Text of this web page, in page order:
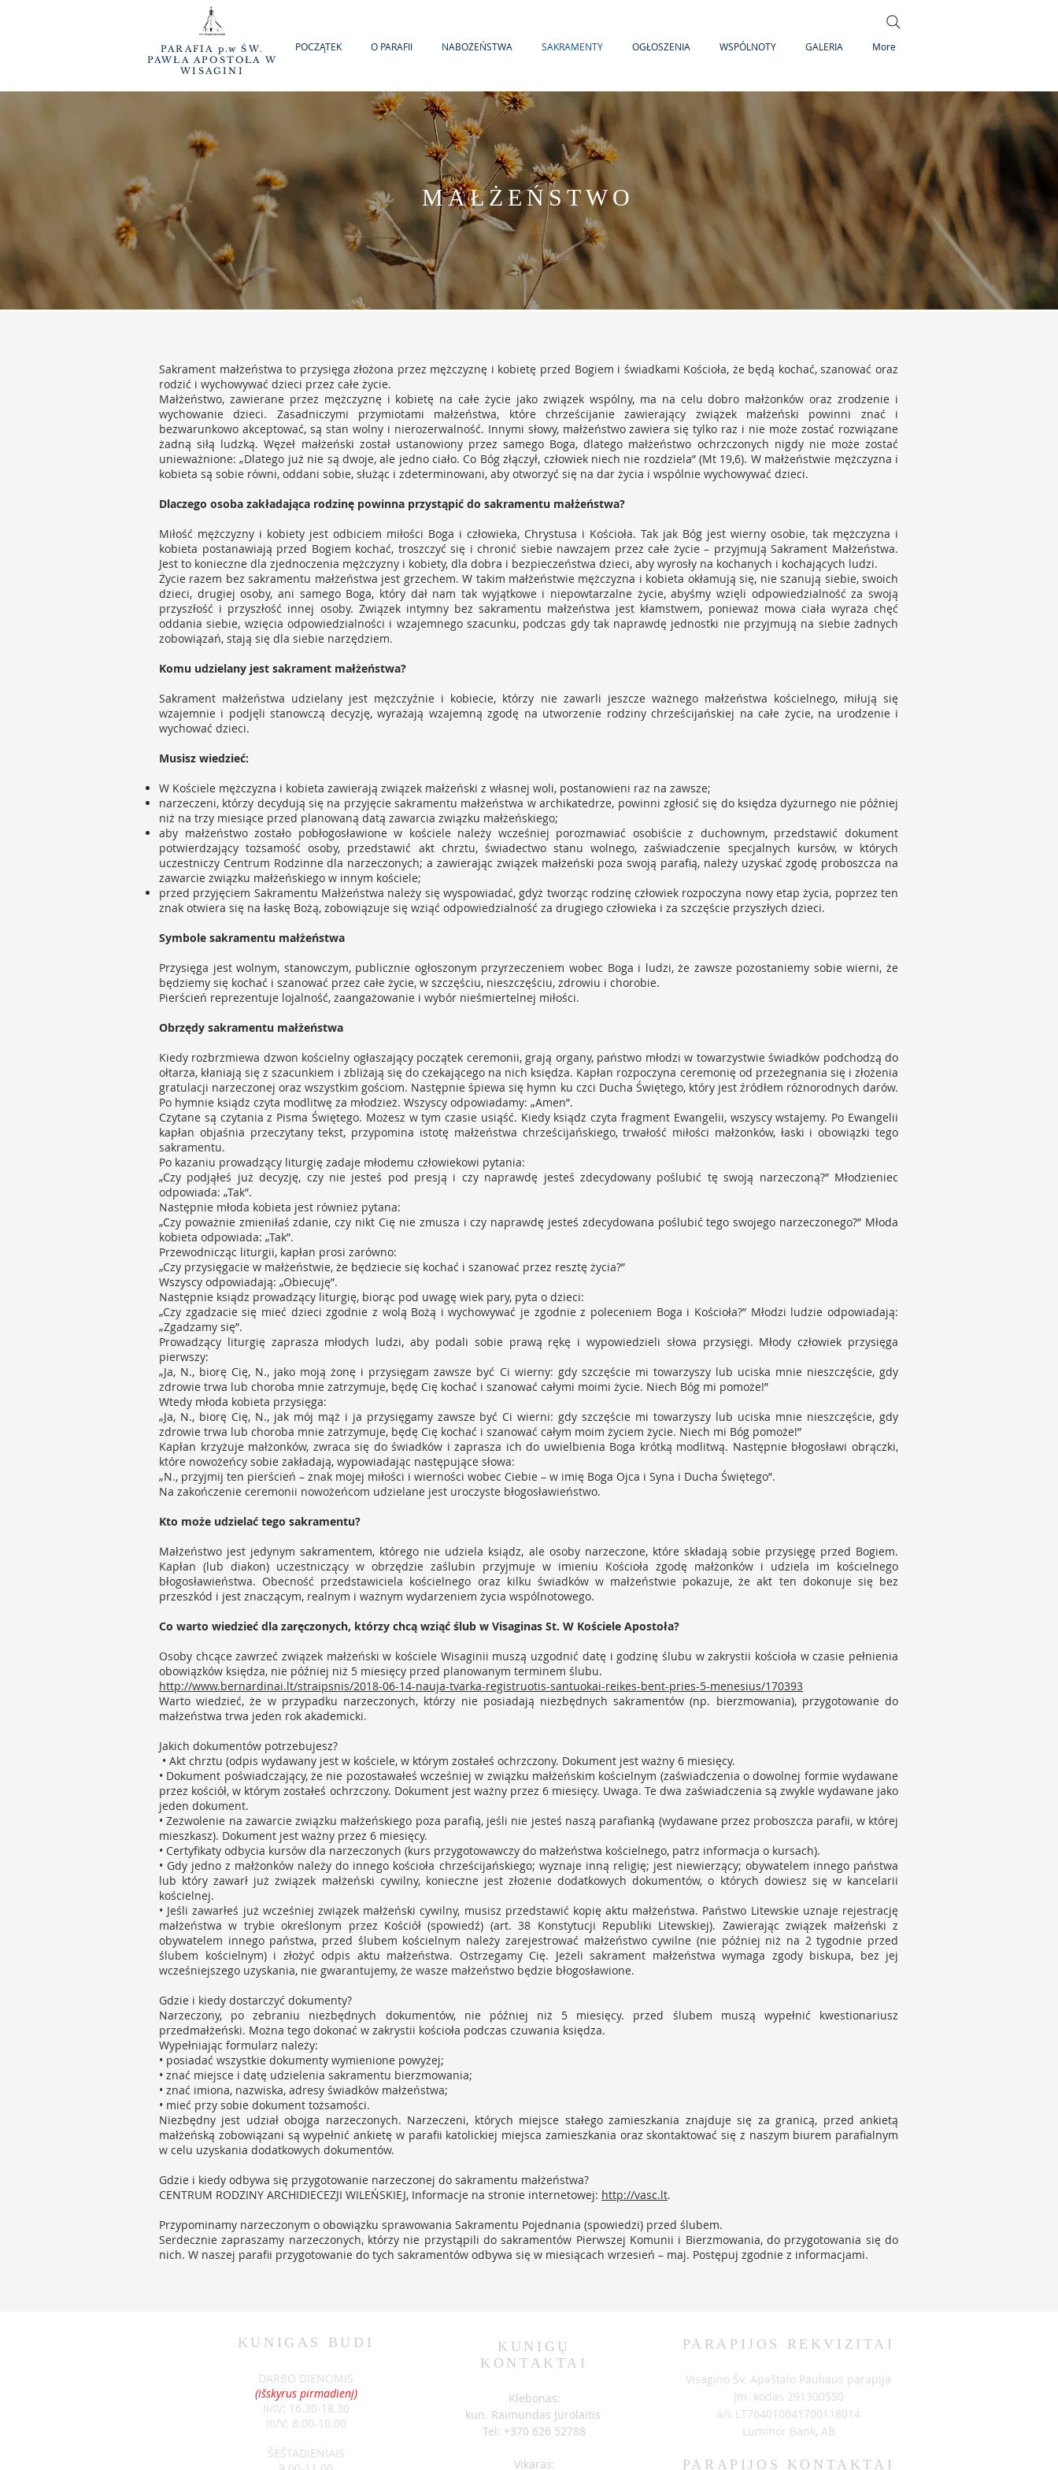
PARAFIA p.w ŚW.
PAWŁA APOSTOŁA W
WISAGINI
POCZĄTEK O PARAFII NABOŻEŃSTWA SAKRAMENTY OGŁOSZENIA WSPÓLNOTY GALERIA More
MAŁŻEŃSTWO
Sakrament małżeństwa to przysięga złożona przez mężczyznę i kobietę przed Bogiem i świadkami Kościoła, że będą kochać, szanować oraz
rodzić i wychowywać dzieci przez całe życie.
Małżeństwo, zawierane przez mężczyznę i kobietę na całe życie jako związek wspólny, ma na celu dobro małżonków oraz zrodzenie i
wychowanie dzieci. Zasadniczymi przymiotami małżeństwa, które chrześcijanie zawierający związek małżeński powinni znać i
bezwarunkowo akceptować, są stan wolny i nierozerwalność. Innymi słowy, małżeństwo zawiera się tylko raz i nie może zostać rozwiązane
żadną siłą ludzką. Węzeł małżeński został ustanowiony przez samego Boga, dlatego małżeństwo ochrzczonych nigdy nie może zostać
unieważnione: „Dlatego już nie są dwoje, ale jedno ciało. Co Bóg złączył, człowiek niech nie rozdziela” (Mt 19,6). W małżeństwie mężczyzna i
kobieta są sobie równi, oddani sobie, służąc i zdeterminowani, aby otworzyć się na dar życia i wspólnie wychowywać dzieci.
Dlaczego osoba zakładająca rodzinę powinna przystąpić do sakramentu małżeństwa?
Miłość mężczyzny i kobiety jest odbiciem miłości Boga i człowieka, Chrystusa i Kościoła. Tak jak Bóg jest wierny osobie, tak mężczyzna i
kobieta postanawiają przed Bogiem kochać, troszczyć się i chronić siebie nawzajem przez całe życie – przyjmują Sakrament Małżeństwa.
Jest to konieczne dla zjednoczenia mężczyzny i kobiety, dla dobra i bezpieczeństwa dzieci, aby wyrosły na kochanych i kochających ludzi.
Życie razem bez sakramentu małżeństwa jest grzechem. W takim małżeństwie mężczyzna i kobieta okłamują się, nie szanują siebie, swoich
dzieci, drugiej osoby, ani samego Boga, który dał nam tak wyjątkowe i niepowtarzalne życie, abyśmy wzięli odpowiedzialność za swoją
przyszłość i przyszłość innej osoby. Związek intymny bez sakramentu małżeństwa jest kłamstwem, ponieważ mowa ciała wyraża chęć
oddania siebie, wzięcia odpowiedzialności i wzajemnego szacunku, podczas gdy tak naprawdę jednostki nie przyjmują na siebie żadnych
zobowiązań, stają się dla siebie narzędziem.
Komu udzielany jest sakrament małżeństwa?
Sakrament małżeństwa udzielany jest mężczyźnie i kobiecie, którzy nie zawarli jeszcze ważnego małżeństwa kościelnego, miłują się
wzajemnie i podjęli stanowczą decyzję, wyrażają wzajemną zgodę na utworzenie rodziny chrześcijańskiej na całe życie, na urodzenie i
wychować dzieci.
Musisz wiedzieć:
W Kościele mężczyzna i kobieta zawierają związek małżeński z własnej woli, postanowieni raz na zawsze;
narzeczeni, którzy decydują się na przyjęcie sakramentu małżeństwa w archikatedrze, powinni zgłosić się do księdza dyżurnego nie później
niż na trzy miesiące przed planowaną datą zawarcia związku małżeńskiego;
aby małżeństwo zostało pobłogosławione w kościele należy wcześniej porozmawiać osobiście z duchownym, przedstawić dokument
potwierdzający tożsamość osoby, przedstawić akt chrztu, świadectwo stanu wolnego, zaświadczenie specjalnych kursów, w których
uczestniczy Centrum Rodzinne dla narzeczonych; a zawierając związek małżeński poza swoją parafią, należy uzyskać zgodę proboszcza na
zawarcie związku małżeńskiego w innym kościele;
przed przyjęciem Sakramentu Małżeństwa należy się wyspowiadać, gdyż tworząc rodzinę człowiek rozpoczyna nowy etap życia, poprzez ten
znak otwiera się na łaskę Bożą, zobowiązuje się wziąć odpowiedzialność za drugiego człowieka i za szczęście przyszłych dzieci.
Symbole sakramentu małżeństwa
Przysięga jest wolnym, stanowczym, publicznie ogłoszonym przyrzeczeniem wobec Boga i ludzi, że zawsze pozostaniemy sobie wierni, że
będziemy się kochać i szanować przez całe życie, w szczęściu, nieszczęściu, zdrowiu i chorobie.
Pierścień reprezentuje lojalność, zaangażowanie i wybór nieśmiertelnej miłości.
Obrzędy sakramentu małżeństwa
Kiedy rozbrzmiewa dzwon kościelny ogłaszający początek ceremonii, grają organy, państwo młodzi w towarzystwie świadków podchodzą do
ołtarza, kłaniają się z szacunkiem i zbliżają się do czekającego na nich księdza. Kapłan rozpoczyna ceremonię od przeżegnania się i złożenia
gratulacji narzeczonej oraz wszystkim gościom. Następnie śpiewa się hymn ku czci Ducha Świętego, który jest źródłem różnorodnych darów.
Po hymnie ksiądz czyta modlitwę za młodzież. Wszyscy odpowiadamy: „Amen”.
Czytane są czytania z Pisma Świętego. Możesz w tym czasie usiąść. Kiedy ksiądz czyta fragment Ewangelii, wszyscy wstajemy. Po Ewangelii
kapłan objaśnia przeczytany tekst, przypomina istotę małżeństwa chrześcijańskiego, trwałość miłości małżonków, łaski i obowiązki tego
sakramentu.
Po kazaniu prowadzący liturgię zadaje młodemu człowiekowi pytania:
„Czy podjąłeś już decyzję, czy nie jesteś pod presją i czy naprawdę jesteś zdecydowany poślubić tę swoją narzeczoną?” Młodzieniec
odpowiada: „Tak”.
Następnie młoda kobieta jest również pytana:
„Czy poważnie zmieniłaś zdanie, czy nikt Cię nie zmusza i czy naprawdę jesteś zdecydowana poślubić tego swojego narzeczonego?” Młoda
kobieta odpowiada: „Tak”.
Przewodnicząc liturgii, kapłan prosi zarówno:
„Czy przysięgacie w małżeństwie, że będziecie się kochać i szanować przez resztę życia?”
Wszyscy odpowiadają: „Obiecuję”.
Następnie ksiądz prowadzący liturgię, biorąc pod uwagę wiek pary, pyta o dzieci:
„Czy zgadzacie się mieć dzieci zgodnie z wolą Bożą i wychowywać je zgodnie z poleceniem Boga i Kościoła?” Młodzi ludzie odpowiadają:
„Zgadzamy się”.
Prowadzący liturgię zaprasza młodych ludzi, aby podali sobie prawą rękę i wypowiedzieli słowa przysięgi. Młody człowiek przysięga
pierwszy:
„Ja, N., biorę Cię, N., jako moją żonę i przysięgam zawsze być Ci wierny: gdy szczęście mi towarzyszy lub uciska mnie nieszczęście, gdy
zdrowie trwa lub choroba mnie zatrzymuje, będę Cię kochać i szanować całymi moimi życie. Niech Bóg mi pomoże!”
Wtedy młoda kobieta przysięga:
„Ja, N., biorę Cię, N., jak mój mąż i ja przysięgamy zawsze być Ci wierni: gdy szczęście mi towarzyszy lub uciska mnie nieszczęście, gdy
zdrowie trwa lub choroba mnie zatrzymuje, będę Cię kochać i szanować całym moim życiem życie. Niech mi Bóg pomoże!”
Kapłan krzyżuje małżonków, zwraca się do świadków i zaprasza ich do uwielbienia Boga krótką modlitwą. Następnie błogosławi obrączki,
które nowożeńcy sobie zakładają, wypowiadając następujące słowa:
„N., przyjmij ten pierścień – znak mojej miłości i wierności wobec Ciebie – w imię Boga Ojca i Syna i Ducha Świętego”.
Na zakończenie ceremonii nowożeńcom udzielane jest uroczyste błogosławieństwo.
Kto może udzielać tego sakramentu?
Małżeństwo jest jedynym sakramentem, którego nie udziela ksiądz, ale osoby narzeczone, które składają sobie przysięgę przed Bogiem.
Kapłan (lub diakon) uczestniczący w obrzędzie zaślubin przyjmuje w imieniu Kościoła zgodę małżonków i udziela im kościelnego
błogosławieństwa. Obecność przedstawiciela kościelnego oraz kilku świadków w małżeństwie pokazuje, że akt ten dokonuje się bez
przeszkód i jest znaczącym, realnym i ważnym wydarzeniem życia wspólnotowego.
Co warto wiedzieć dla zaręczonych, którzy chcą wziąć ślub w Visaginas St. W Kościele Apostoła?
Osoby chcące zawrzeć związek małżeński w kościele Wisaginii muszą uzgodnić datę i godzinę ślubu w zakrystii kościoła w czasie pełnienia
obowiązków księdza, nie później niż 5 miesięcy przed planowanym terminem ślubu.
http://www.bernardinai.lt/straipsnis/2018-06-14-nauja-tvarka-registruotis-santuokai-reikes-bent-pries-5-menesius/170393
Warto wiedzieć, że w przypadku narzeczonych, którzy nie posiadają niezbędnych sakramentów (np. bierzmowania), przygotowanie do
małżeństwa trwa jeden rok akademicki.
Jakich dokumentów potrzebujesz?
• Akt chrztu (odpis wydawany jest w kościele, w którym zostałeś ochrzczony. Dokument jest ważny 6 miesięcy.
• Dokument poświadczający, że nie pozostawałeś wcześniej w związku małżeńskim kościelnym (zaświadczenia o dowolnej formie wydawane
przez kościół, w którym zostałeś ochrzczony. Dokument jest ważny przez 6 miesięcy. Uwaga. Te dwa zaświadczenia są zwykle wydawane jako
jeden dokument.
• Zezwolenie na zawarcie związku małżeńskiego poza parafią, jeśli nie jesteś naszą parafianką (wydawane przez proboszcza parafii, w której
mieszkasz). Dokument jest ważny przez 6 miesięcy.
• Certyfikaty odbycia kursów dla narzeczonych (kurs przygotowawczy do małżeństwa kościelnego, patrz informacja o kursach).
• Gdy jedno z małżonków należy do innego kościoła chrześcijańskiego; wyznaje inną religię; jest niewierzący; obywatelem innego państwa
lub który zawarł już związek małżeński cywilny, konieczne jest złożenie dodatkowych dokumentów, o których dowiesz się w kancelarii
kościelnej.
• Jeśli zawarłeś już wcześniej związek małżeński cywilny, musisz przedstawić kopię aktu małżeństwa. Państwo Litewskie uznaje rejestrację
małżeństwa w trybie określonym przez Kościół (spowiedź) (art. 38 Konstytucji Republiki Litewskiej). Zawierając związek małżeński z
obywatelem innego państwa, przed ślubem kościelnym należy zarejestrować małżeństwo cywilne (nie później niż na 2 tygodnie przed
ślubem kościelnym) i złożyć odpis aktu małżeństwa. Ostrzegamy Cię. Jeżeli sakrament małżeństwa wymaga zgody biskupa, bez jej
wcześniejszego uzyskania, nie gwarantujemy, że wasze małżeństwo będzie błogosławione.
Gdzie i kiedy dostarczyć dokumenty?
Narzeczony, po zebraniu niezbędnych dokumentów, nie później niż 5 miesięcy. przed ślubem muszą wypełnić kwestionariusz
przedmałżeński. Można tego dokonać w zakrystii kościoła podczas czuwania księdza.
Wypełniając formularz należy:
• posiadać wszystkie dokumenty wymienione powyżej;
• znać miejsce i datę udzielenia sakramentu bierzmowania;
• znać imiona, nazwiska, adresy świadków małżeństwa;
• mieć przy sobie dokument tożsamości.
Niezbędny jest udział obojga narzeczonych. Narzeczeni, których miejsce stałego zamieszkania znajduje się za granicą, przed ankietą
małżeńską zobowiązani są wypełnić ankietę w parafii katolickiej miejsca zamieszkania oraz skontaktować się z naszym biurem parafialnym
w celu uzyskania dodatkowych dokumentów.
Gdzie i kiedy odbywa się przygotowanie narzeczonej do sakramentu małżeństwa?
CENTRUM RODZINY ARCHIDIECEZJI WILEŃSKIEJ, Informacje na stronie internetowej: http://vasc.lt.
Przypominamy narzeczonym o obowiązku sprawowania Sakramentu Pojednania (spowiedzi) przed ślubem.
Serdecznie zapraszamy narzeczonych, którzy nie przystąpili do sakramentów Pierwszej Komunii i Bierzmowania, do przygotowania się do
nich. W naszej parafii przygotowanie do tych sakramentów odbywa się w miesiącach wrzesień – maj. Postępuj zgodnie z informacjami.
KUNIGAS BUDI
DARBO DIENOMIS
(išskyrus pirmadienį)
II/IV: 16.30-18.30
III/V: 8.00-10.00
ŠEŠTADIENIAIS
KUNIGŲ
KONTAKTAI
Klebonas:
kun. Raimundas Jurolaitis
Tel: +370 626 52788
Vikaras:
PARAPIJOS REKVIZITAI
Visagino Šv. Apaštalo Pauliaus parapija
Įm. kodas 291300550
a/s LT764010041700118014
Luminor Bank, AB
PARAPIJOS KONTAKTAI